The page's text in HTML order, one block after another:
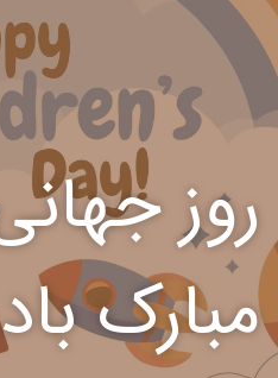
روز
مبارک باد